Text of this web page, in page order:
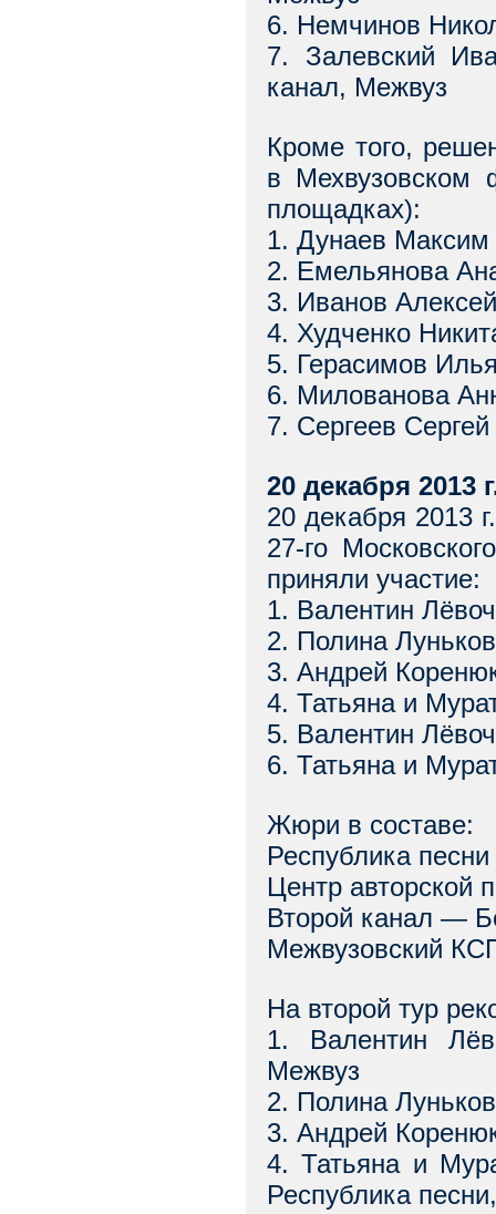
6. Немчинов
7. Залевский
канал, Межвуз
Кроме того,
в Мехвузовском
площадках):
1. Дунаев
2. Емельянова
3. Иванов
4. Худченко
5. Герасимов
6. Милованова
7. Сергеев
20 декабря 2013
20 декабря 2013
27-го
приняли участие:
1. Валентин
2. Полина
3. Андрей
4. Татьяна и
5. Валентин
6. Татьяна и
Жюри в составе:
Республика
Центр авторской
Второй канал —
Межвузовский
На второй тур
1. Валентин
Межвуз
2. Полина
3. Андрей
4. Татьяна и
Республика